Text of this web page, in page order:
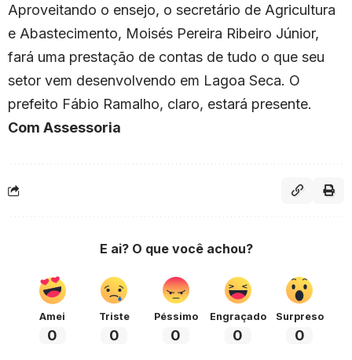
Aproveitando o ensejo, o secretário de Agricultura
e Abastecimento, Moisés Pereira Ribeiro Júnior,
fará uma prestação de contas de tudo o que seu
setor vem desenvolvendo em Lagoa Seca. O
prefeito Fábio Ramalho, claro, estará presente.
Com Assessoria
E ai? O que você achou?
Amei
0
Triste
0
Péssimo
0
Engraçado
0
Surpreso
0